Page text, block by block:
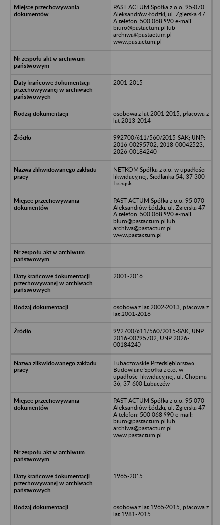
PAST ACTUM Spółka z o.o. 95-070
Aleksandrów Łódzki, ul. Zgierska 47
A telefon: 500 068 990 e-mail:
biuro@pastactum.pl lub
archiwa@pastactum.pl
www.pastactum.pl
2001-2015
osobowa z lat 2001-2015, płacowa z
lat 2013-2014
992700/611/560/2015-SAK; UNP:
2016-00295702, 2018-00042523,
2026-00184240
NETKOM Spółka z o.o. w upadłości
likwidacyjnej, Siedlanka 54, 37-300
Leżajsk
PAST ACTUM Spółka z o.o. 95-070
Aleksandrów Łódzki, ul. Zgierska 47
A telefon: 500 068 990 e-mail:
biuro@pastactum.pl lub
archiwa@pastactum.pl
www.pastactum.pl
2001-2016
osobowa z lat 2002-2013, płacowa z
lat 2001-2016
992700/611/560/2015-SAK; UNP:
2016-00295702, UNP 2026-
00184240
Lubaczowskie Przedsiębiorstwo
Budowlane Spółka z o.o. w
upadłości likwidacyjnej, ul. Chopina
36, 37-600 Lubaczów
PAST ACTUM Spółka z o.o. 95-070
Aleksandrów Łódzki, ul. Zgierska 47
A telefon: 500 068 990 e-mail:
biuro@pastactum.pl lub
archiwa@pastactum.pl
www.pastactum.pl
1965-2015
osobowa z lat 1965-2015, płacowa z
lat 1981-2015